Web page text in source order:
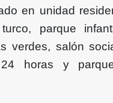
en unidad
parque
verdes, salón
horas y